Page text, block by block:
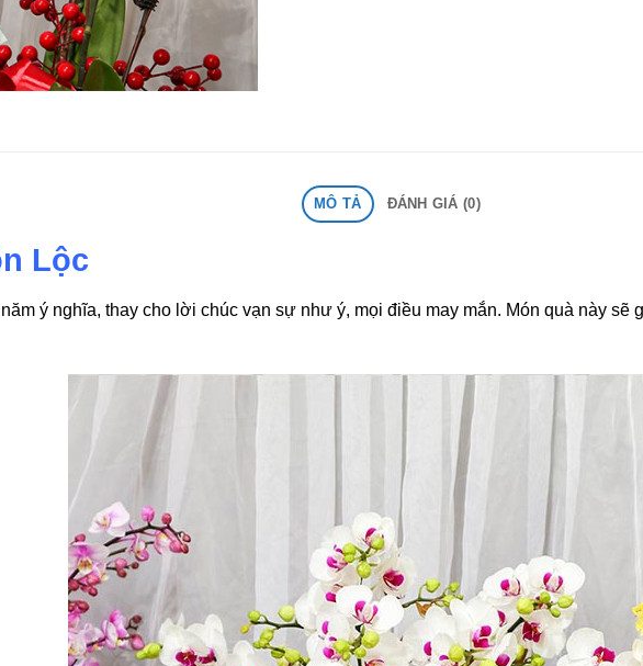
MÔ TẢ ĐÁNH GIÁ (0)
Lộc
ý nghĩa, thay cho lời chúc vạn sự như ý, mọi điều may mắn. Món quà này sẽ